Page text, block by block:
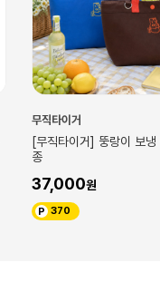
무직타이거
[무직타이거] 뚱랑이 보
종
37,000
370